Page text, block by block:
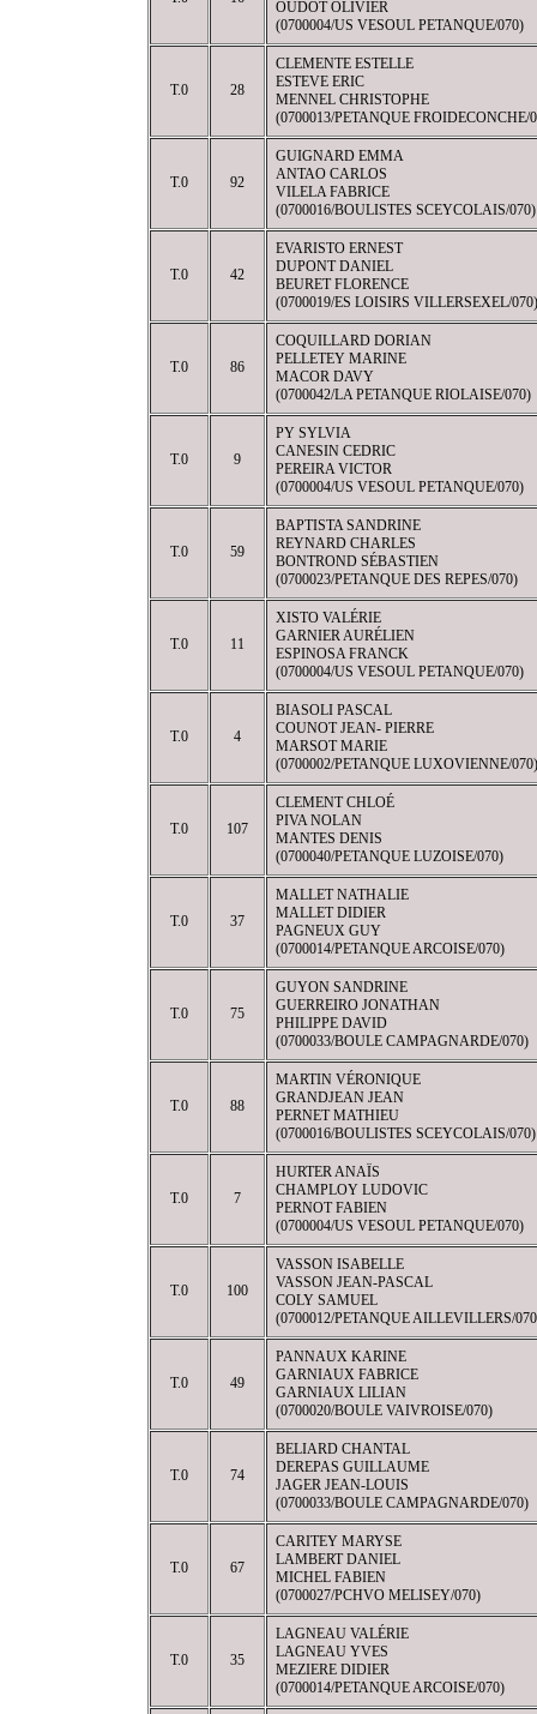
OUDOT OLIVIER
(0700004/US VESOUL PETANQUE/070)
T.0 28
CLEMENTE ESTELLE
ESTEVE ERIC
MENNEL CHRISTOPHE
(0700013/PETANQUE FROIDECONCHE/
T.0 92
GUIGNARD EMMA
ANTAO CARLOS
VILELA FABRICE
(0700016/BOULISTES SCEYCOLAIS/070)
T.0 42
EVARISTO ERNEST
DUPONT DANIEL
BEURET FLORENCE
(0700019/ES LOISIRS VILLERSEXEL/070)
T.0 86
COQUILLARD DORIAN
PELLETEY MARINE
MACOR DAVY
(0700042/LA PETANQUE RIOLAISE/070)
T.0 9
PY SYLVIA
CANESIN CEDRIC
PEREIRA VICTOR
(0700004/US VESOUL PETANQUE/070)
T.0 59
BAPTISTA SANDRINE
REYNARD CHARLES
BONTROND SÉBASTIEN
(0700023/PETANQUE DES REPES/070)
T.0 11
XISTO VALÉRIE
GARNIER AURÉLIEN
ESPINOSA FRANCK
(0700004/US VESOUL PETANQUE/070)
T.0 4
BIASOLI PASCAL
COUNOT JEAN- PIERRE
MARSOT MARIE
(0700002/PETANQUE LUXOVIENNE/070)
T.0 107
CLEMENT CHLOÉ
PIVA NOLAN
MANTES DENIS
(0700040/PETANQUE LUZOISE/070)
T.0 37
MALLET NATHALIE
MALLET DIDIER
PAGNEUX GUY
(0700014/PETANQUE ARCOISE/070)
T.0 75
GUYON SANDRINE
GUERREIRO JONATHAN
PHILIPPE DAVID
(0700033/BOULE CAMPAGNARDE/070)
T.0 88
MARTIN VÉRONIQUE
GRANDJEAN JEAN
PERNET MATHIEU
(0700016/BOULISTES SCEYCOLAIS/070)
T.0 7
HURTER ANAÏS
CHAMPLOY LUDOVIC
PERNOT FABIEN
(0700004/US VESOUL PETANQUE/070)
T.0 100
VASSON ISABELLE
VASSON JEAN-PASCAL
COLY SAMUEL
(0700012/PETANQUE AILLEVILLERS/
T.0 49
PANNAUX KARINE
GARNIAUX FABRICE
GARNIAUX LILIAN
(0700020/BOULE VAIVROISE/070)
T.0 74
BELIARD CHANTAL
DEREPAS GUILLAUME
JAGER JEAN-LOUIS
(0700033/BOULE CAMPAGNARDE/070)
T.0 67
CARITEY MARYSE
LAMBERT DANIEL
MICHEL FABIEN
(0700027/PCHVO MELISEY/070)
T.0 35
LAGNEAU VALÉRIE
LAGNEAU YVES
MEZIERE DIDIER
(0700014/PETANQUE ARCOISE/070)